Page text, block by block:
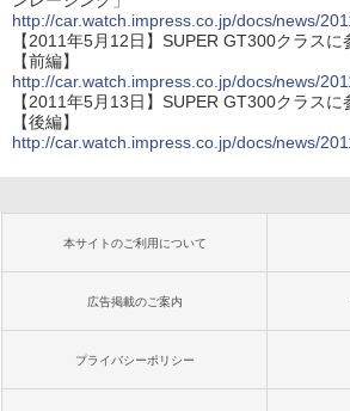
http://car.watch.impress.co.jp/docs/news/
【2011年5月12日】SUPER GT300クラスに
【前編】
http://car.watch.impress.co.jp/docs/news/
【2011年5月13日】SUPER GT300クラスに
【後編】
http://car.watch.impress.co.jp/docs/news/
本サイトのご利用について
広告掲載のご案内
プライバシーポリシー